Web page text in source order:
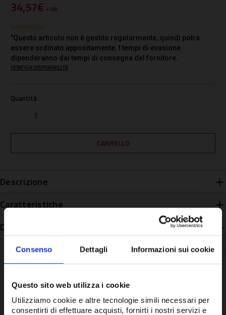
Consenso Dettagli Informazioni sui cookie
Questo sito web utilizza i cookie
Utilizziamo cookie e altre tecnologie simili necessari per
consentirti di effettuare acquisti, fornirti i nostri servizi e
34,57€ + IVA
SU RICHIESTA
"Questo articolo non è gestito regolarmente, quindi potrà
essere ordinato appositamente. I tempi di evasione
dipenderanno dai tempi di consegna del fornitore.
VERIFICA DISPONIBILITÀ
Quantità
Descrizione
Caratteristiche
Disponibilità
Potrebbe anche interessarti